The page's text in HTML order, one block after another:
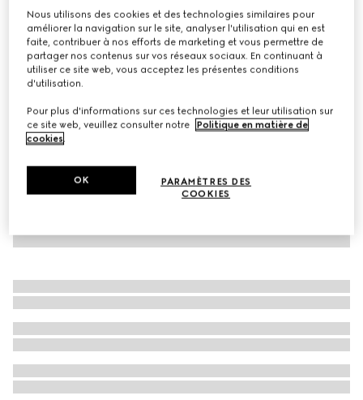
CHF 340
Déclinaisonsbleu marine et vert
Nous utilisons des cookies et des technologies similaires pour
améliorer la navigation sur le site, analyser l'utilisation qui en est
faite, contribuer à nos efforts de marketing et vous permettre de
partager nos contenus sur vos réseaux sociaux. En continuant à
utiliser ce site web, vous acceptez les présentes conditions
d'utilisation.
Pour plus d'informations sur ces technologies et leur utilisation sur
ce site web, veuillez consulter notre
Politique en matière de
cookies.
PARAMÈTRES DES
COOKIES
OK